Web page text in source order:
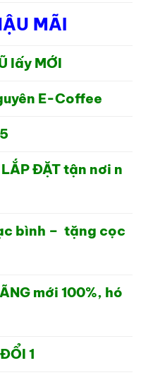
MÃI
lấy MỚI
E-Coffee
ĐẶT tận nơi n
bình – tặng cọc
mới 100%, hó
1